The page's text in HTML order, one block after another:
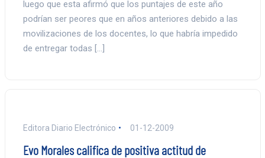
luego que esta afirmó que los puntajes de este año
podrían ser peores que en años anteriores debido a las
movilizaciones de los docentes, lo que habría impedido
de entregar todas […]
Editora Diario Electrónico 01-12-2009
Evo Morales califica de positiva actitud de